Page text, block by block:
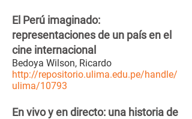
El Perú imaginado:
representaciones de un país en el
cine internacional
Bedoya Wilson, Ricardo
http://repositorio.ulima.edu.pe/handle/
ulima/10793
En vivo y en directo: una historia de